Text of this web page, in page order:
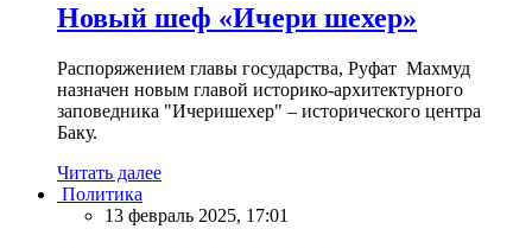
Новый шеф «Ичери шехер»
Распоряжением главы государства, Руфат Махмуд
назначен новым главой историко-архитектурного
заповедника "Ичеришехер" – исторического центра
Баку.
Читать далее
Политика
13 февраль 2025, 17:01